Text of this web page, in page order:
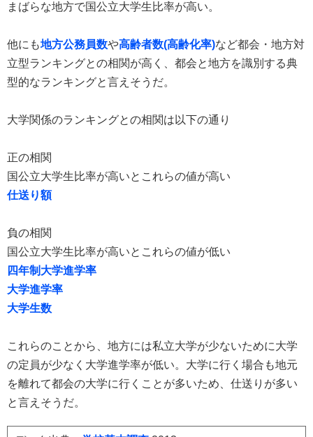
まばらな地方で国公立大学生比率が高い。
他にも地方公務員数や高齢者数(高齢化率)など都会・地方対
立型ランキングとの相関が高く、都会と地方を識別する典
型的なランキングと言えそうだ。
大学関係のランキングとの相関は以下の通り
正の相関
国公立大学生比率が高いとこれらの値が高い
仕送り額
負の相関
国公立大学生比率が高いとこれらの値が低い
四年制大学進学率
大学進学率
大学生数
これらのことから、地方には私立大学が少ないために大学
の定員が少なく大学進学率が低い。大学に行く場合も地元
を離れて都会の大学に行くことが多いため、仕送りが多い
と言えそうだ。